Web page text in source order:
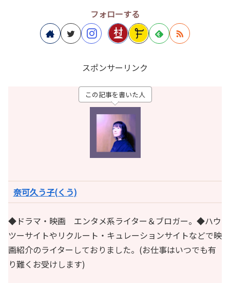
フォローする
スポンサーリンク
この記事を書いた人
奈可久う子(くう)
◆ドラマ・映画 エンタメ系ライター＆ブロガー。◆ハウ
ツーサイトやリクルート・キュレーションサイトなどで映
画紹介のライターしておりました。(お仕事はいつでも有
り難くお受けします)